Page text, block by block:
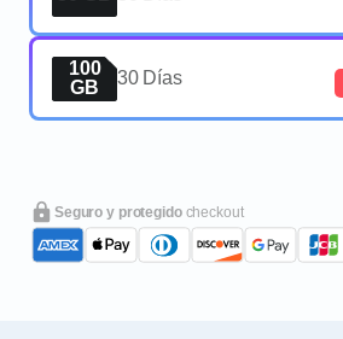
100
GB
30 Días
Seguro y protegido checkout